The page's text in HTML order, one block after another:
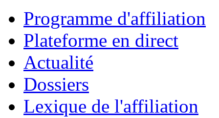
Programme d'affiliation
Plateforme en direct
Actualité
Dossiers
Lexique de l'affiliation